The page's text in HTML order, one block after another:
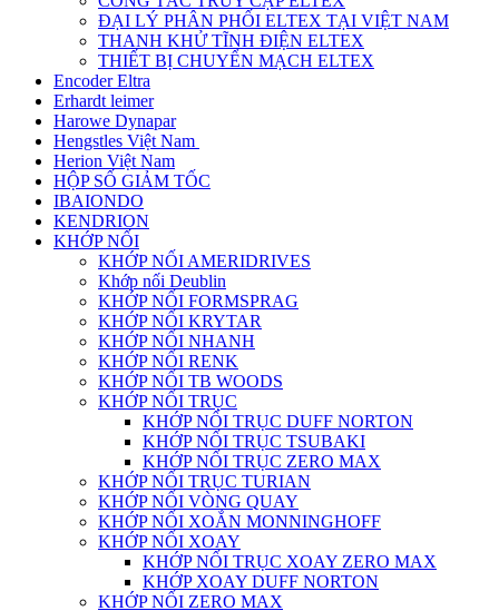
ĐẠI LÝ PHÂN PHỐI ELTEX TẠI VIỆT NAM
THANH KHỬ TĨNH ĐIỆN ELTEX
THIẾT BỊ CHUYỂN MẠCH ELTEX
Encoder Eltra
Erhardt leimer
Harowe Dynapar
Hengstles Việt Nam
Herion Việt Nam
HỘP SỐ GIẢM TỐC
IBAIONDO
KENDRION
KHỚP NỐI
KHỚP NỐI AMERIDRIVES
Khớp nối Deublin
KHỚP NỐI FORMSPRAG
KHỚP NỐI KRYTAR
KHỚP NỐI NHANH
KHỚP NỐI RENK
KHỚP NỐI TB WOODS
KHỚP NỐI TRỤC
KHỚP NỐI TRỤC DUFF NORTON
KHỚP NỐI TRỤC TSUBAKI
KHỚP NỐI TRỤC ZERO MAX
KHỚP NỐI TRỤC TURIAN
KHỚP NỐI VÒNG QUAY
KHỚP NỐI XOẮN MONNINGHOFF
KHỚP NỐI XOAY
KHỚP NỐI TRỤC XOAY ZERO MAX
KHỚP XOAY DUFF NORTON
KHỚP NỐI ZERO MAX